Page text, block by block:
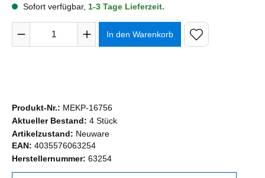
Sofort verfügbar, 1-3 Tage Lieferzeit.
Produkt Anzahl: Gib den gewünschten Wert ein oder
In den Warenkorb
Produkt-Nr.: MEKP-16756
Aktueller Bestand: 4 Stück
Artikelzustand: Neuware
EAN: 4035576063254
Herstellernummer: 63254